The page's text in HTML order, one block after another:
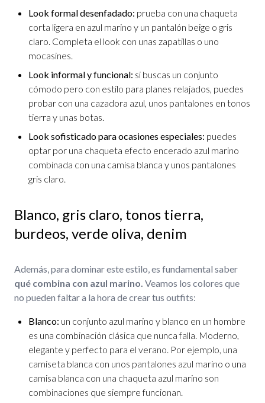
Look formal desenfadado: prueba con una chaqueta
corta ligera en azul marino y un pantalón beige o gris
claro. Completa el look con unas zapatillas o uno
mocasines.
Look informal y funcional: si buscas un conjunto
cómodo pero con estilo para planes relajados, puedes
probar con una cazadora azul, unos pantalones en tonos
tierra y unas botas.
Look sofisticado para ocasiones especiales: puedes
optar por una chaqueta efecto encerado azul marino
combinada con una camisa blanca y unos pantalones
gris claro.
Blanco, gris claro, tonos tierra,
burdeos, verde oliva, denim
Además, para dominar este estilo, es fundamental saber
qué combina con azul marino. Veamos los colores que
no pueden faltar a la hora de crear tus outfits:
Blanco: un conjunto azul marino y blanco en un hombre
es una combinación clásica que nunca falla. Moderno,
elegante y perfecto para el verano. Por ejemplo, una
camiseta blanca con unos pantalones azul marino o una
camisa blanca con una chaqueta azul marino son
combinaciones que siempre funcionan.